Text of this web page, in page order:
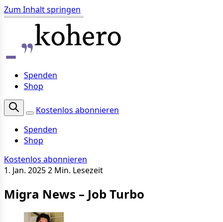
Zum Inhalt springen
Spenden
Shop
Kostenlos abonnieren
Spenden
Shop
Kostenlos abonnieren
1. Jan. 20252 Min. Lesezeit
Migra News – Job Turbo